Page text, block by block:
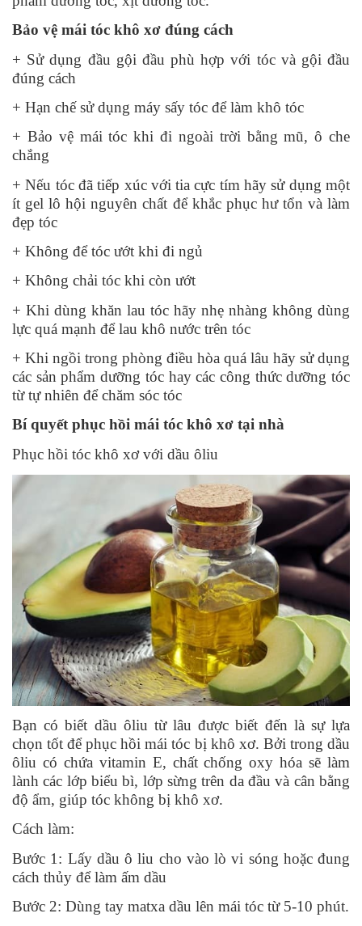
Bảo vệ mái tóc khô xơ đúng cách
+ Sử dụng đầu gội đầu phù hợp với tóc và gội đầu
đúng cách
+ Hạn chế sử dụng máy sấy tóc để làm khô tóc
+ Bảo vệ mái tóc khi đi ngoài trời bằng mũ, ô che
chắng
+ Nếu tóc đã tiếp xúc với tia cực tím hãy sử dụng một
ít gel lô hội nguyên chất để khắc phục hư tổn và làm
đẹp tóc
+ Không để tóc ướt khi đi ngủ
+ Không chải tóc khi còn ướt
+ Khi dùng khăn lau tóc hãy nhẹ nhàng không dùng
lực quá mạnh để lau khô nước trên tóc
+ Khi ngồi trong phòng điều hòa quá lâu hãy sử dụng
các sản phẩm dưỡng tóc hay các công thức dưỡng tóc
từ tự nhiên để chăm sóc tóc
Bí quyết phục hồi mái tóc khô xơ tại nhà
Phục hồi tóc khô xơ với dầu ôliu
Bạn có biết dầu ôliu từ lâu được biết đến là sự lựa
chọn tốt để phục hồi mái tóc bị khô xơ. Bởi trong dầu
ôliu có chứa vitamin E, chất chống oxy hóa sẽ làm
lành các lớp biểu bì, lớp sừng trên da đầu và cân bằng
độ ẩm, giúp tóc không bị khô xơ.
Cách làm:
Bước 1: Lấy dầu ô liu cho vào lò vi sóng hoặc đung
cách thủy để làm ấm dầu
Bước 2: Dùng tay matxa dầu lên mái tóc từ 5-10 phút.